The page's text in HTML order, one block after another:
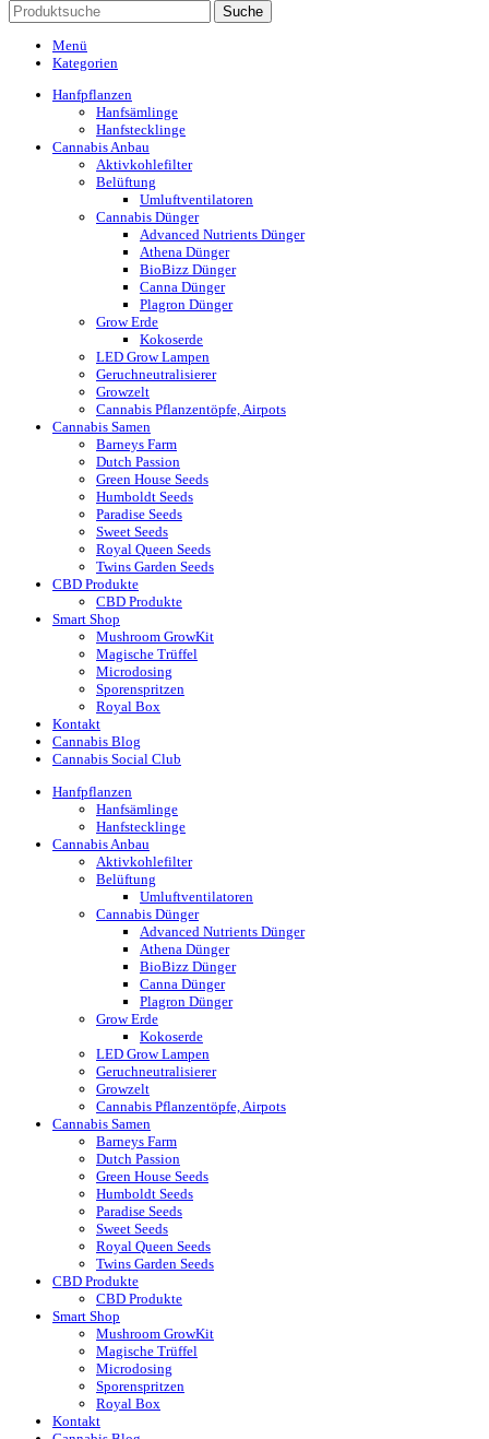
Suche
Menü
Kategorien
Hanfpflanzen
Hanfsämlinge
Hanfstecklinge
Cannabis Anbau
Aktivkohlefilter
Belüftung
Umluftventilatoren
Cannabis Dünger
Advanced Nutrients Dünger
Athena Dünger
BioBizz Dünger
Canna Dünger
Plagron Dünger
Grow Erde
Kokoserde
LED Grow Lampen
Geruchneutralisierer
Growzelt
Cannabis Pflanzentöpfe, Airpots
Cannabis Samen
Barneys Farm
Dutch Passion
Green House Seeds
Humboldt Seeds
Paradise Seeds
Sweet Seeds
Royal Queen Seeds
Twins Garden Seeds
CBD Produkte
CBD Produkte
Smart Shop
Mushroom GrowKit
Magische Trüffel
Microdosing
Sporenspritzen
Royal Box
Kontakt
Cannabis Blog
Cannabis Social Club
Hanfpflanzen
Hanfsämlinge
Hanfstecklinge
Cannabis Anbau
Aktivkohlefilter
Belüftung
Umluftventilatoren
Cannabis Dünger
Advanced Nutrients Dünger
Athena Dünger
BioBizz Dünger
Canna Dünger
Plagron Dünger
Grow Erde
Kokoserde
LED Grow Lampen
Geruchneutralisierer
Growzelt
Cannabis Pflanzentöpfe, Airpots
Cannabis Samen
Barneys Farm
Dutch Passion
Green House Seeds
Humboldt Seeds
Paradise Seeds
Sweet Seeds
Royal Queen Seeds
Twins Garden Seeds
CBD Produkte
CBD Produkte
Smart Shop
Mushroom GrowKit
Magische Trüffel
Microdosing
Sporenspritzen
Royal Box
Kontakt